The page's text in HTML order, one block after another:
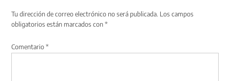
Tu dirección de correo electrónico no será publicada. Los campos
obligatorios están marcados con*
Comentario*